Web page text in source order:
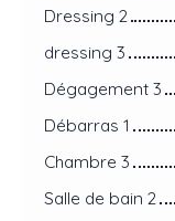
Dressing 2
dressing 3
Dégagement 3
Débarras 1
Chambre 3
Salle de bain 2